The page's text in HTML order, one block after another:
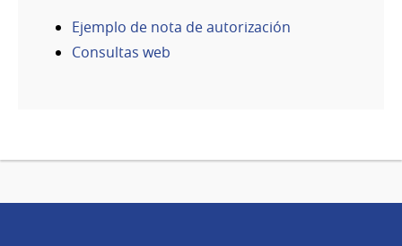
Ejemplo de nota de autorización
Consultas web